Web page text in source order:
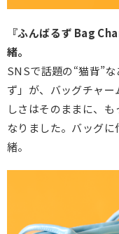
『ふんばるず Bag
緒。
SNSで話題の“猫背”
ず」が、バッグチャ
しさはそのままに、
なりました。バッグ
緒。